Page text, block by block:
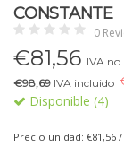
CONSTANTE
0
€81,56 IVA
€98,69 IVA incluido
Disponible (4)
Precio unidad: €81,56 /